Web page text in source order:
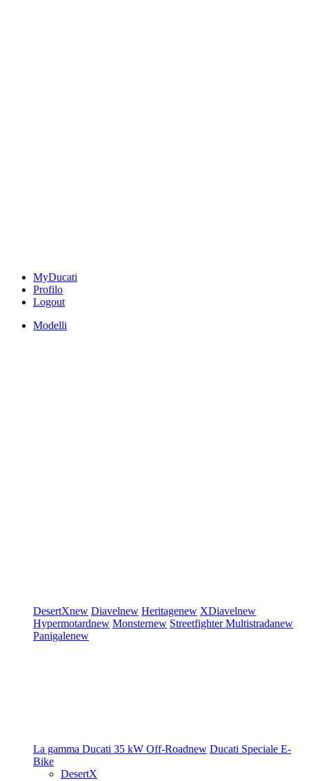
MyDucati
Profilo
Logout
Modelli
DesertXnew Diavelnew Heritagenew XDiavelnew
Hypermotardnew Monsternew StreetfighterMultistradanew
Panigalenew
La gamma Ducati 35 kW Off-Roadnew Ducati Speciale E-
Bike
DesertX